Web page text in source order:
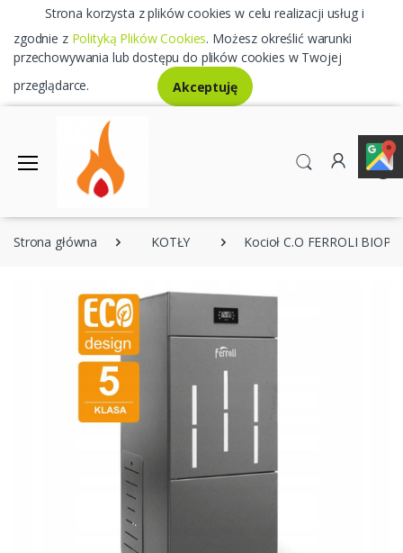
Strona korzysta z plików cookies w celu realizacji usług i
zgodnie z Polityką Plików Cookies. Możesz określić warunki
przechowywania lub dostępu do plików cookies w Twojej
przeglądarce.
Akceptuję
0
Strona główna KOTŁY Kocioł C.O FERROLI